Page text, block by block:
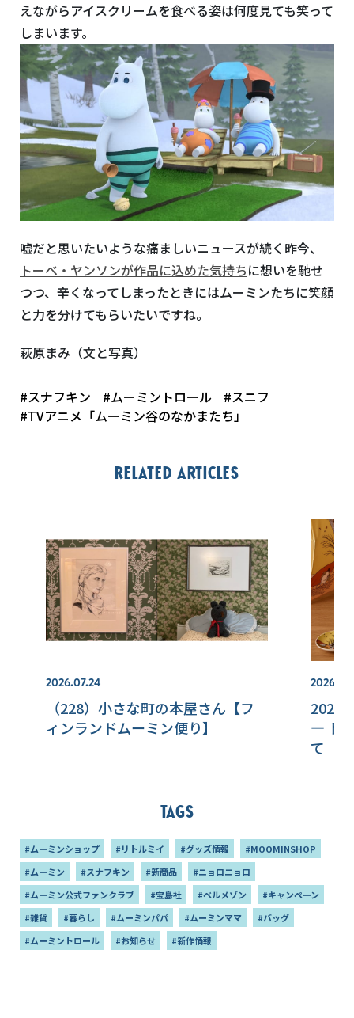
えながらアイスクリームを食べる姿は何度見ても笑って
しまいます。
嘘だと思いたいような痛ましいニュースが続く昨今、
トーベ・ヤンソンが作品に込めた気持ちに想いを馳せ
つつ、辛くなってしまったときにはムーミンたちに笑顔
と力を分けてもらいたいですね。
萩原まみ（文と写真）
#スナフキン #ムーミントロール
#スニフ
#TVアニメ「ムーミン谷のなかまたち」
Related articles
2026.07.24
（228）小さな町の本屋さん【フ
ィンランドムーミン便り】
2026
― ト
て【
Tags
#ムーミンショップ #リトルミイ #グッズ情報
#MOOMINSHOP
#ムーミン
#スナフキン #新商品
#ニョロニョロ
#ムーミン公式ファンクラブ
#宝島社 #ベルメゾン
#キャンペーン
#雑貨
#暮らし #ムーミンパパ #ムーミンママ
#バッグ
#ムーミントロール
#お知らせ #新作情報